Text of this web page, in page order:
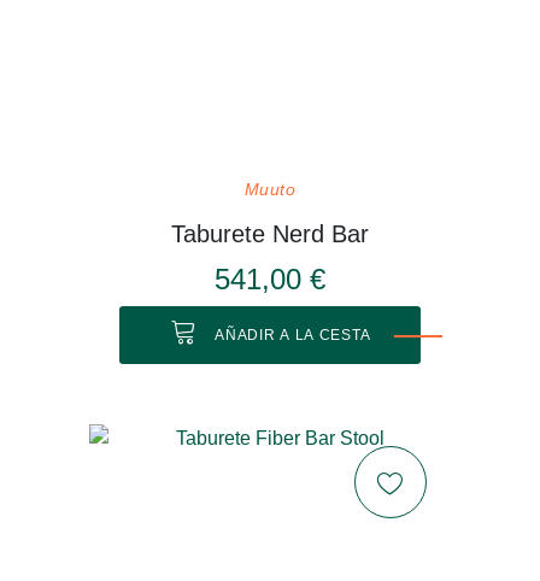
Muuto
Taburete Nerd Bar
541,00 €
AÑADIR A LA CESTA